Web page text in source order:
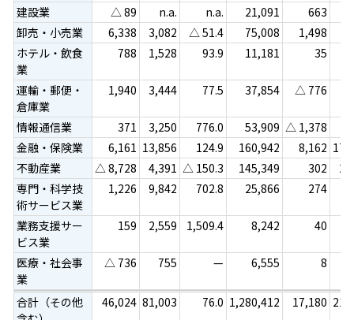
建設業 △ 89 n.a. n.a. 21,091 663
卸売・小売業
6,338 3,082 △ 51.4 75,008 1,498
ホテル・飲食
業
788 1,528 93.9 11,181 35
運輸・郵便・
倉庫業
1,940 3,444 77.5 37,854 △ 776
情報通信業 371 3,250 776.0 53,909 △ 1,378
金融・保険業
6,161 13,856 124.9 160,942 8,162
不動産業
△ 8,728 4,391 △ 150.3 145,349 302
専門・科学技
術サービス業
1,226 9,842 702.8 25,866 274
業務支援サー
ビス業
159 2,559 1,509.4 8,242 40
医療・社会事
業
△ 736 755 — 6,555 8
合計（その他
46,024 81,003 76.0 1,280,412 17,180